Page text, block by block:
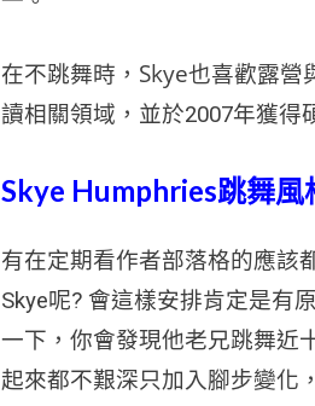
在不跳舞時，Skye也喜歡露營
讀相關領域，並於2007年獲得
Skye Humphries跳舞風
有在定期看作者部落格的應該
Skye呢? 會這樣安排肯定是有
一下，你會發現他老兄跳舞近
起來都不艱深只加入腳步變化